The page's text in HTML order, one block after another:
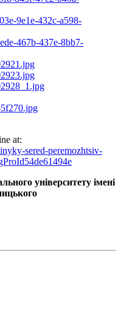
at:
sered-peremozhtsiv-
університету імені